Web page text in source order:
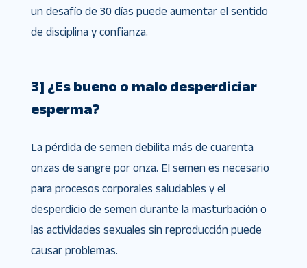
un desafío de 30 días puede aumentar el sentido
de disciplina y confianza.
3] ¿Es bueno o malo desperdiciar
esperma?
La pérdida de semen debilita más de cuarenta
onzas de sangre por onza. El semen es necesario
para procesos corporales saludables y el
desperdicio de semen durante la masturbación o
las actividades sexuales sin reproducción puede
causar problemas.